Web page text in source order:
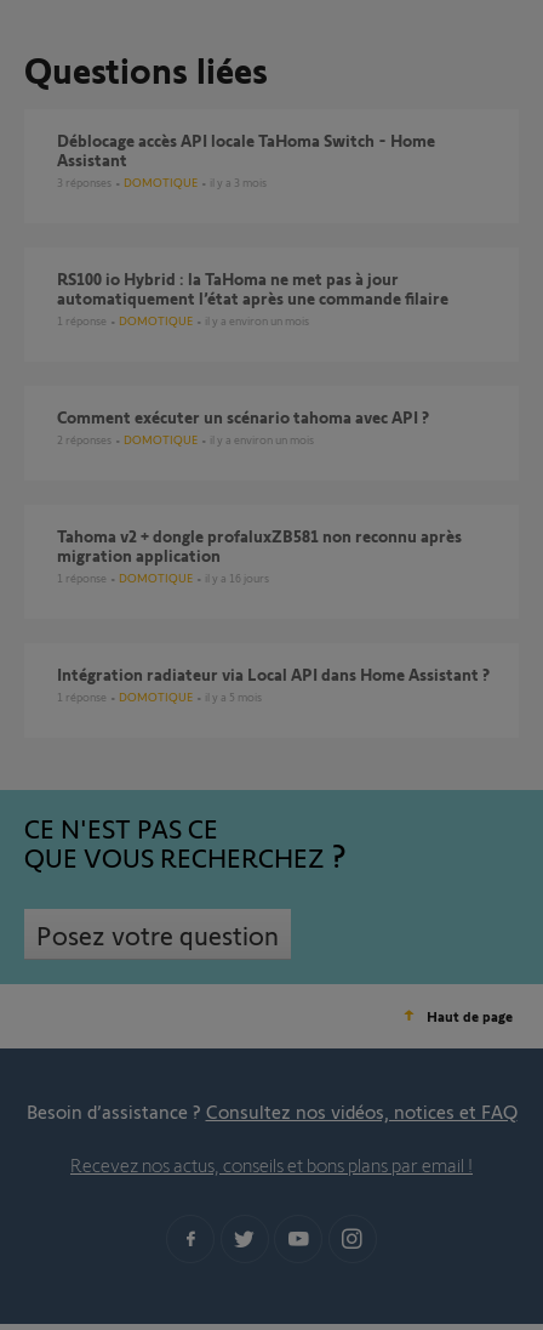
Questions liées
Déblocage accès API locale TaHoma Switch - Home
Assistant
3 réponses DOMOTIQUE il y a 3 mois
RS100 io Hybrid : la TaHoma ne met pas à jour
automatiquement l’état après une commande filaire
1 réponse DOMOTIQUE il y a environ un mois
comment exécuter un scénario tahoma avec API ?
2 réponses DOMOTIQUE il y a environ un mois
tahoma v2 + dongle profaluxZB581 non reconnu après
migration application
1 réponse DOMOTIQUE il y a 16 jours
Intégration radiateur via Local API dans Home Assistant ?
1 réponse DOMOTIQUE il y a 5 mois
CE N'EST PAS CE
QUE VOUS RECHERCHEZ
Posez votre question
Haut de page
Besoin d’assistance ? Consultez nos vidéos, notices et FAQ
Recevez nos actus, conseils et bons plans par email !